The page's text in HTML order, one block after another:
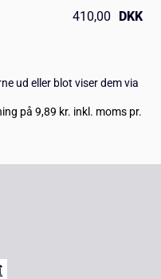
410,00 DKK
ud eller blot viser dem via
på 9,89 kr. inkl. moms pr.